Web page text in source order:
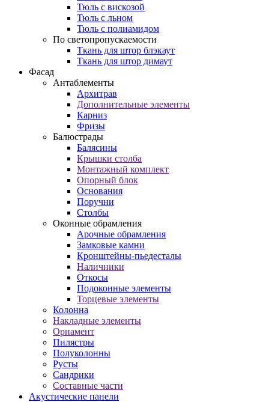
Тюль с вискозой
Тюль с льном
Тюль с полиамидом
По светопропускаемости
Ткань для штор блэкаут
Ткань для штор димаут
Фасад
Антаблементы
Архитрав
Дополнительные элементы
Карниз
Фризы
Балюстрады
Балясины
Крышки столба
Монтажный комплект
Опорный блок
Основания
Поручни
Столбы
Оконные обрамления
Арочные обрамления
Замковые камни
Кронштейны-пьедесталы
Наличники
Откосы
Подоконные элементы
Торцевые элементы
Колонна
Накладные элементы
Орнамент
Пилястры
Полуколонны
Русты
Сандрики
Составные части
Акустические панели